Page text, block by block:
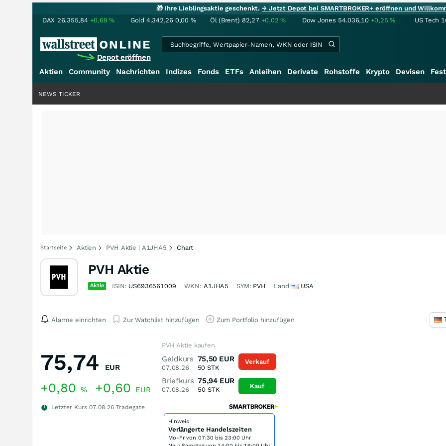
🎁 Ihre Lieblingsaktie geschenkt.→ Jetzt Depot bei SMARTBROKER+ eröffnen und
DAX 26.355,84 +0,69% Gold 4.342,26 0,00 % Öl (Brent) 82,27 +0,02% Dow Jones 54.036,10 +0,25% US Tech
Depot eröffnen
Aktien Community Nachrichten Indizes Fonds ETFs Anleihen Derivate Rohstoffe Krypto Devisen
NEWS TICKER
Startseite Aktien PVH Aktie | A1JHA5 Chart
PVH Aktie
Aktie ISIN: US6936561009 WKN: A1JHA5 SYM: PVH Land USA
Alarme einrichten Zur Watchlist hinzufügen Zum Portfolio hinzufügen
75,74 EUR
+0,80 % +0,60 EUR
Letzter Kurs 07.08.26 Tradegate
PVH Aktie kaufen
Geldkurs
07.08.26
75,50 EUR
50 STK
Briefkurs
07.08.26
75,94 EUR
50 STK
Verkauf
Kauf
Hinweis
Verlängerte Handelszeiten
Mo-Fr von 07:30 bis 23:00 Uhr